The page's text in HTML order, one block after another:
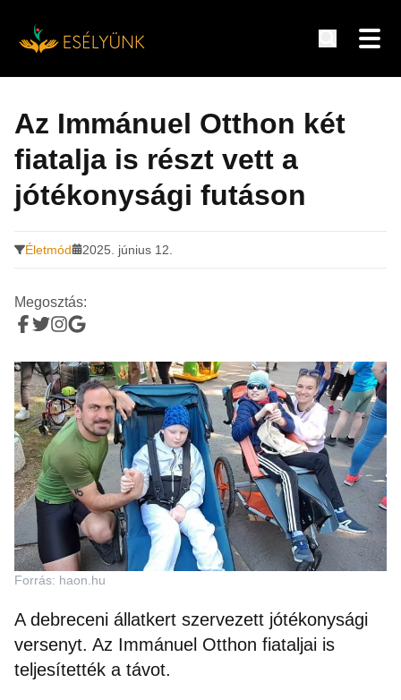
tartalomra
Az Immánuel Otthon két
fiatalja is részt vett a
jótékonysági futáson
Életmód 2025. június 12.
Megosztás:
Forrás: haon.hu
A debreceni állatkert szervezett jótékonysági
versenyt. Az Immánuel Otthon fiataljai is
teljesítették a távot.